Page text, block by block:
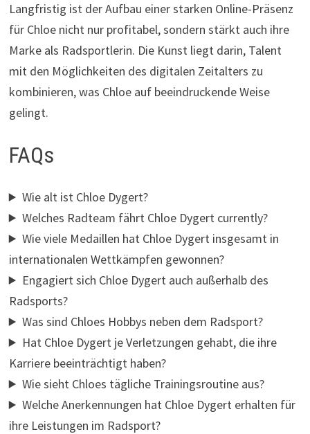
Langfristig ist der Aufbau einer starken Online-Präsenz
für Chloe nicht nur profitabel, sondern stärkt auch ihre
Marke als Radsportlerin. Die Kunst liegt darin, Talent
mit den Möglichkeiten des digitalen Zeitalters zu
kombinieren, was Chloe auf beeindruckende Weise
gelingt.
FAQs
Wie alt ist Chloe Dygert?
Welches Radteam fährt Chloe Dygert currently?
Wie viele Medaillen hat Chloe Dygert insgesamt in
internationalen Wettkämpfen gewonnen?
Engagiert sich Chloe Dygert auch außerhalb des
Radsports?
Was sind Chloes Hobbys neben dem Radsport?
Hat Chloe Dygert je Verletzungen gehabt, die ihre
Karriere beeinträchtigt haben?
Wie sieht Chloes tägliche Trainingsroutine aus?
Welche Anerkennungen hat Chloe Dygert erhalten für
ihre Leistungen im Radsport?